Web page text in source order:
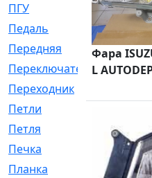
ПГУ
[2]
Педаль
[3]
Передняя
[22]
Переключатель
[36]
Переходник
Петли
Петля
Печка
[3]
Планка
[21]
Фара
L